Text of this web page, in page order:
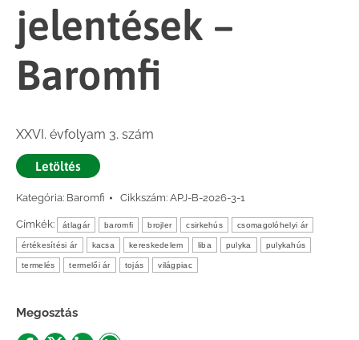
jelentések –
Baromfi
XXVI. évfolyam 3. szám
Letöltés
Kategória: Baromfi Cikkszám: APJ-B-2026-3-1
Címkék: átlagár baromfi brojler csirkehús csomagolóhelyi ár
értékesítési ár kacsa kereskedelem liba pulyka pulykahús
termelés termelői ár tojás világpiac
Megosztás